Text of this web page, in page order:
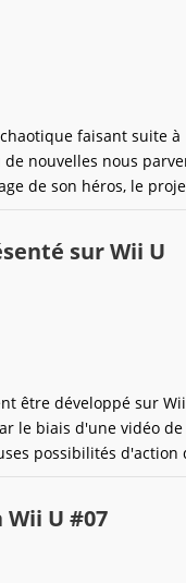
faisant suite à
nouvelles nous
de son héros, le
Yuji Naka (le créateur
sur Wii U
être développé sur
le biais d'une vidéo de
possibilités d'action
: The Sky Soldier est
Il n'est
U #07